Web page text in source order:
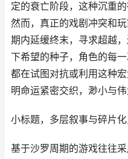
定的衰亡阶段，这种沉重
然而，真正的戏剧冲突和
期内延缓终末，寻求超越
下希望的种子，角色的每
都在试图对抗或利用这种
明命运紧密交织，渺小与伟
小标题，多层叙事与碎片
基于沙罗周期的游戏往往